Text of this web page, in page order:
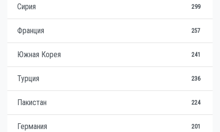
Сирия 299
Франция 257
Южная Корея 241
Турция 236
Пакистан 224
Германия 201